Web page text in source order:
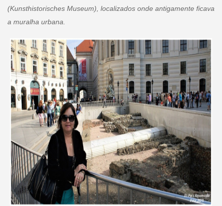
(Kunsthistorisches Museum), localizados onde antigamente ficava
a muralha urbana.